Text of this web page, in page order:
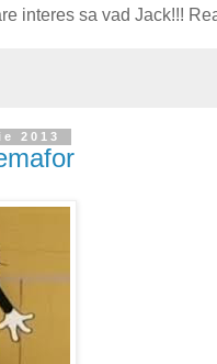
interes sa vad Jack!!!
2013